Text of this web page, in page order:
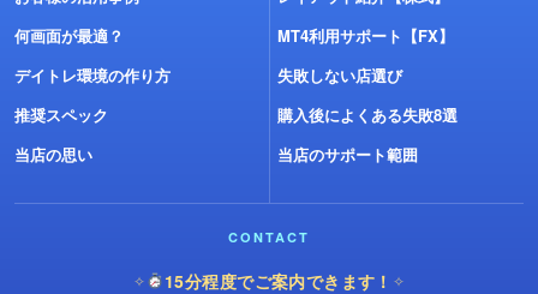
何画面が最適？
デイトレ環境の作り方
推奨スペック
当店の思い
MT4利用サポート【FX】
失敗しない店選び
購入後によくある失敗8選
当店のサポート範囲
CONTACT
✧ 15分程度でご案内できます！ ✧